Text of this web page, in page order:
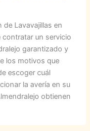
de Lavavajillas en
un servicio
garantizado y
los motivos que
escoger cuál
la avería en su
obtienen